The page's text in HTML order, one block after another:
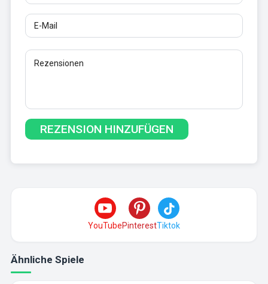
YouTubePinterestTiktok
Ähnliche Spiele